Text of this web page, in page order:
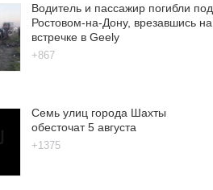
Водитель и пассажир погибли под
Ростовом-на-Дону, врезавшись на
встречке в Geely
+867
Семь улиц города Шахты
обесточат 5 августа
+1375